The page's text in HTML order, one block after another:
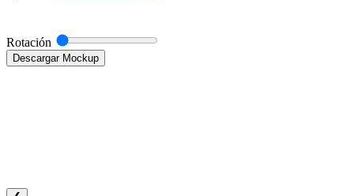
Rotación
Descargar Mockup